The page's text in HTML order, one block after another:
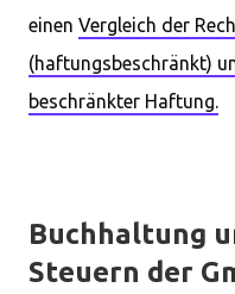
einen Vergleich der
(haftungsbeschränkt)
beschränkter Haftung.
Buchhaltung
Steuern der